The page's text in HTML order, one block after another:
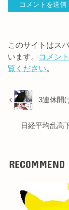
このサイトはス
います。 コメン
覧ください。
3連休開
日経平均乱高
RECOMMEND